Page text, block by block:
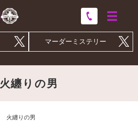
マーダーミステリー
火纏りの男
火纏りの男